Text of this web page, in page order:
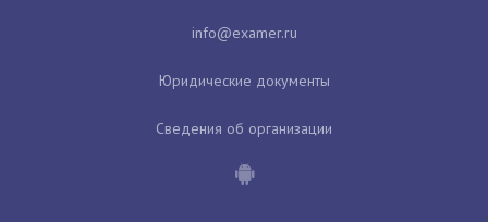
Юридические документы
Сведения об организации